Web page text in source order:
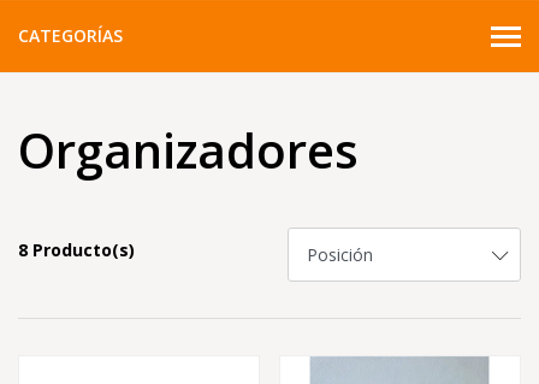
CATEGORÍAS
Organizadores
8 Producto(s)